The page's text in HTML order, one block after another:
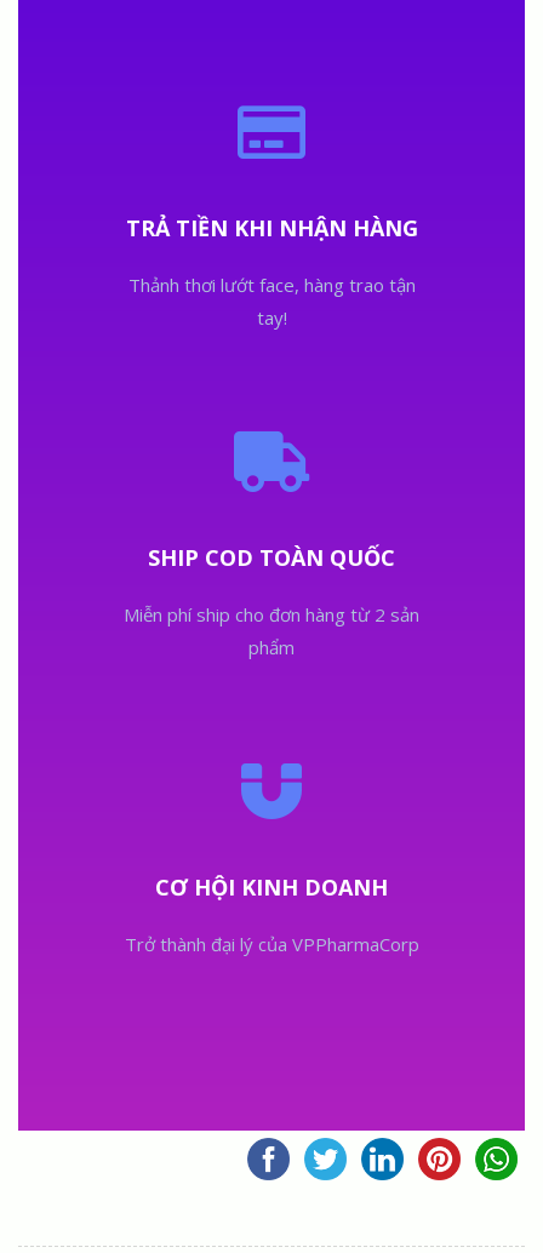
TRẢ TIỀN KHI NHẬN HÀNG
Thảnh thơi lướt face, hàng trao tận
tay!
SHIP COD TOÀN QUỐC
Miễn phí ship cho đơn hàng từ 2 sản
phẩm
CƠ HỘI KINH DOANH
Trở thành đại lý của VPPharmaCorp